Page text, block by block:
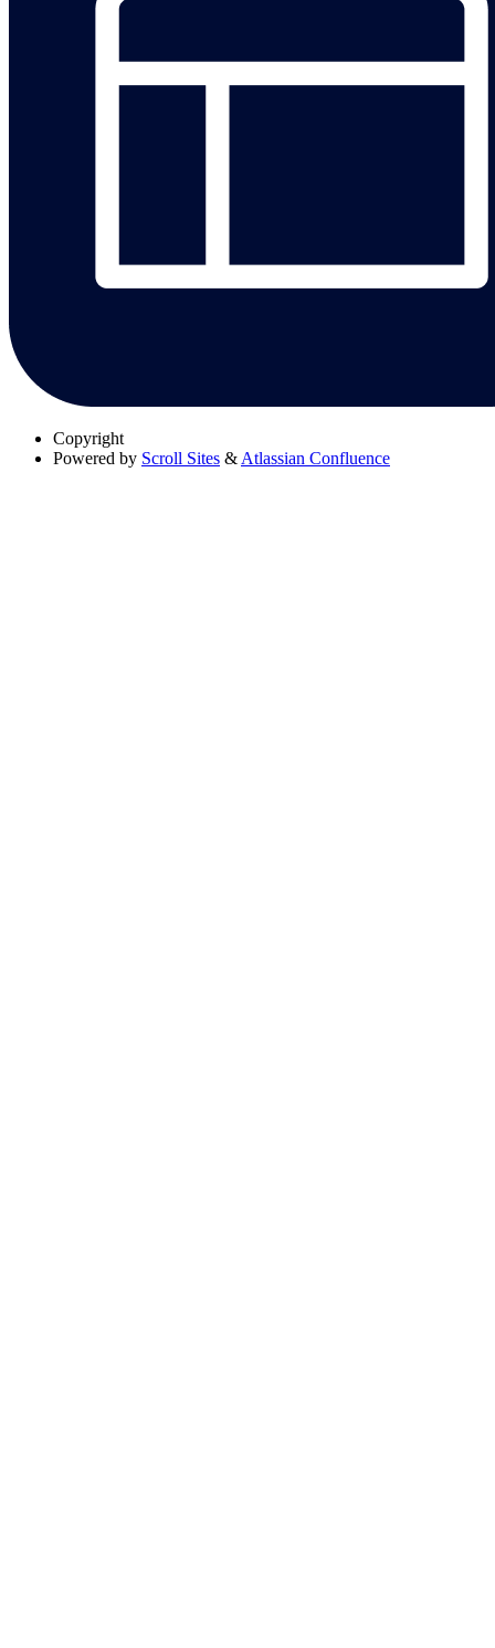
Copyright
Powered by Scroll Sites & Atlassian Confluence